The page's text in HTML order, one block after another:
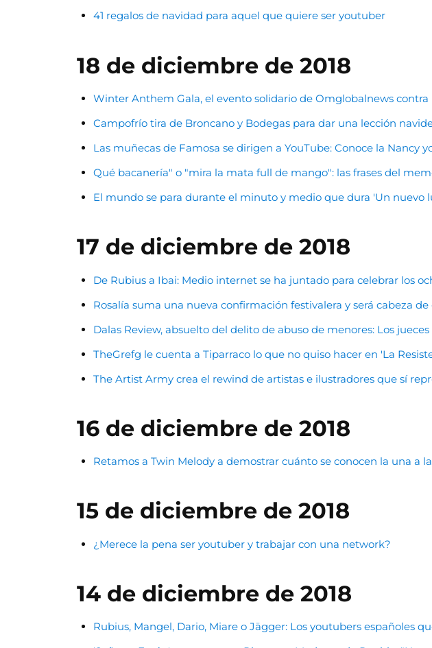
41 regalos de navidad para aquel que quiere ser youtuber
18 de diciembre de 2018
Winter Anthem Gala, el evento solidario de Omglobalnews contra
Campofrío tira de Broncano y Bodegas para dar una lección
Las muñecas de Famosa se dirigen a YouTube: Conoce la Nancy
Qué bacanería" o "mira la mata full de mango": las frases del
El mundo se para durante el minuto y medio que dura 'Un nuevo
17 de diciembre de 2018
De Rubius a Ibai: Medio internet se ha juntado para celebrar los
Rosalía suma una nueva confirmación festivalera y será cabeza
Dalas Review, absuelto del delito de abuso de menores: Los
TheGrefg le cuenta a Tiparraco lo que no quiso hacer en 'La
The Artist Army crea el rewind de artistas e ilustradores que sí
16 de diciembre de 2018
Retamos a Twin Melody a demostrar cuánto se conocen la una a
15 de diciembre de 2018
¿Merece la pena ser youtuber y trabajar con una network?
14 de diciembre de 2018
Rubius, Mangel, Dario, Miare o Jägger: Los youtubers españoles